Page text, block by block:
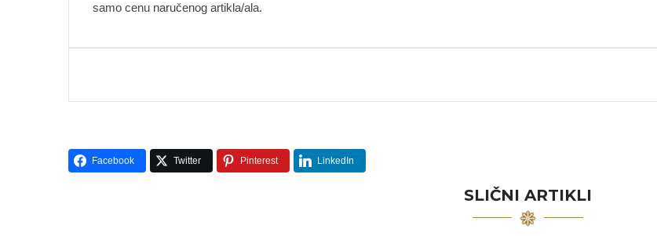
samo cenu naručenog artikla/ala.
Facebook Twitter Pinterest LinkedIn
SLIČNI ARTIKLI